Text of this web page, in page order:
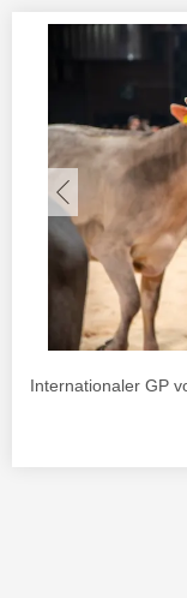
Internationaler GP